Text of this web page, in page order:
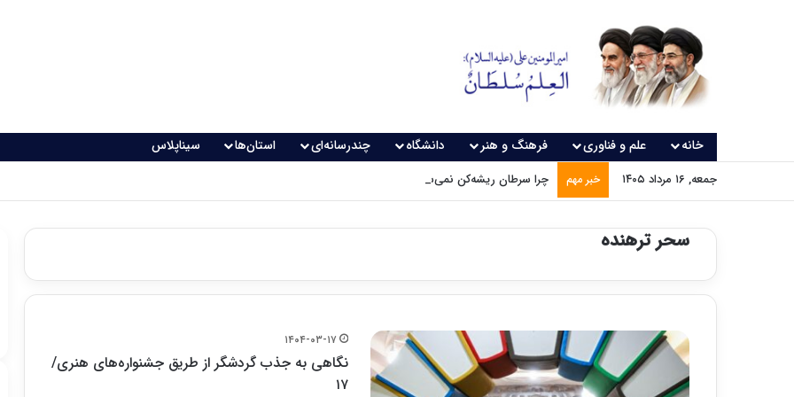
خانه علم و فناوری فرهنگ و هنر دانشگاه چندرسانه‌ای استان‌ها سیناپلاس
جمعه, ۱۶ مرداد ۱۴۰۵ خبر مهم چرا سرطان ریشه‌کن نمی‌شود؟
سحر ترهنده
۱۴۰۴-۰۳-۱۷
نگاهی به جذب گردشگر از طریق جشنواره‌‌های هنری/
۱۷